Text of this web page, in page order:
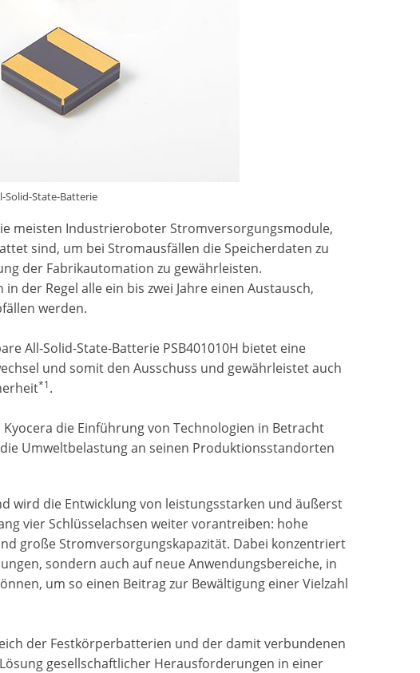
Solid-State-Batterie
meisten Industrieroboter Stromversorgungsmodule,
sind, um bei Stromausfällen die Speicherdaten zu
der Fabrikautomation zu gewährleisten.
der Regel alle ein bis zwei Jahre einen Austausch,
werden.
All-Solid-State-Batterie PSB401010H bietet eine
und somit den Ausschuss und gewährleistet auch
*1.
die Einführung von Technologien in Betracht
Umweltbelastung an seinen Produktionsstandorten
wird die Entwicklung von leistungsstarken und äußerst
vier Schlüsselachsen weiter vorantreiben: hohe
große Stromversorgungskapazität. Dabei konzentriert
sondern auch auf neue Anwendungsbereiche, in
um so einen Beitrag zur Bewältigung einer Vielzahl
der Festkörperbatterien und der damit verbundenen
gesellschaftlicher Herausforderungen in einer